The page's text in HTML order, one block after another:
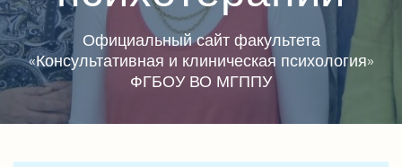
Официальный сайт факультета
«Консультативная и клиническая психология»
ФГБОУ ВО МГППУ